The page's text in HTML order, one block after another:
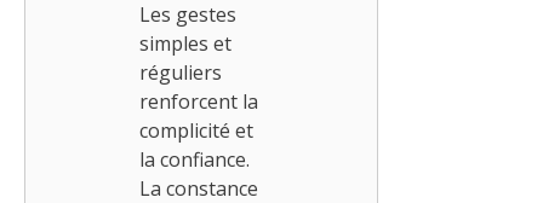
Les gestes
simples et
réguliers
renforcent la
complicité et
la confiance.
La constance